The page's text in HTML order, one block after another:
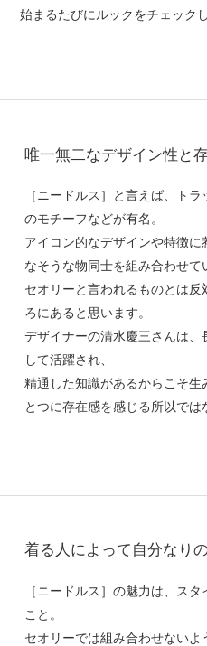
始まるたびにルックをチェック
唯一無二なデザイン性と
［ニードルス］と言えば、ト
のモチーフなどが有名。
アイコン的なデザインや特徴
なそうな物同士を組み合わせて
セオリーと言われるものとは
ろにあると思います。
デザイナーの清水慶三さんは、
して活躍され、
精通した知識があるからこそ
とつに存在感を感じる所以では
着る人によって自分なり
［ニードルス］の魅力は、ス
こと。
セオリーでは組み合わせない